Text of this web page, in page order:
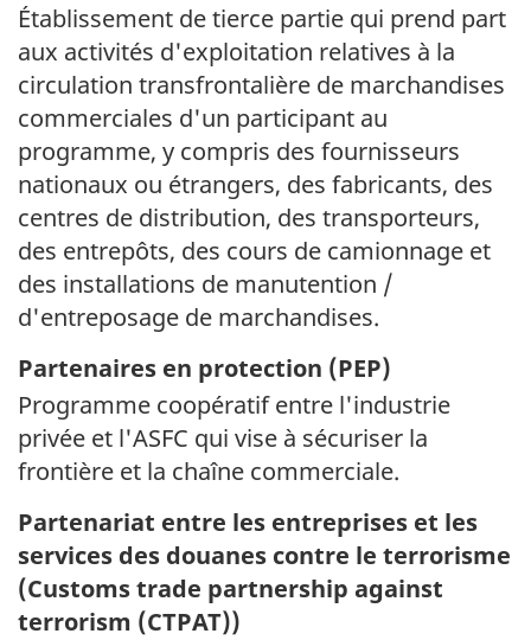
Établissement de tierce partie qui prend part
aux activités d'exploitation relatives à la
circulation transfrontalière de marchandises
commerciales d'un participant au
programme, y compris des fournisseurs
nationaux ou étrangers, des fabricants, des
centres de distribution, des transporteurs,
des entrepôts, des cours de camionnage et
des installations de manutention /
d'entreposage de marchandises.
Partenaires en protection (PEP)
Programme coopératif entre l'industrie
privée et l'ASFC qui vise à sécuriser la
frontière et la chaîne commerciale.
Partenariat entre les entreprises et les
services des douanes contre le terrorisme
(Customs trade partnership against
terrorism (CTPAT))